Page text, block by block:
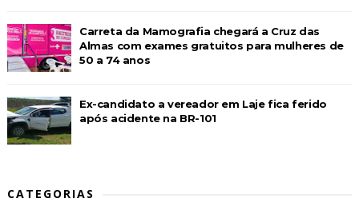
Carreta da Mamografia chegará a Cruz das
Almas com exames gratuitos para mulheres de
50 a 74 anos
Ex-candidato a vereador em Laje fica ferido
após acidente na BR-101
CATEGORIAS